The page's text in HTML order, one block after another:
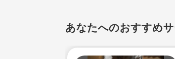
あなたへのおすすめ